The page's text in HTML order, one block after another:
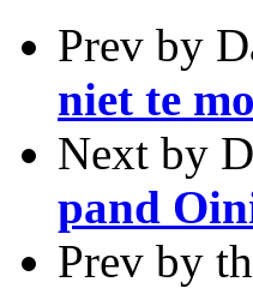
Prev by
niet te
Next by
pand
Prev by